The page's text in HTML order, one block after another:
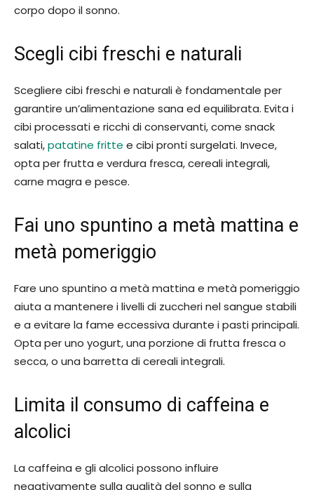
corpo dopo il sonno.
Scegli cibi freschi e naturali
Scegliere cibi freschi e naturali è fondamentale per
garantire un’alimentazione sana ed equilibrata. Evita i
cibi processati e ricchi di conservanti, come snack
salati,patatine fritte e cibi pronti surgelati. Invece,
opta per frutta e verdura fresca, cereali integrali,
carne magra e pesce.
Fai uno spuntino a metà mattina e
metà pomeriggio
Fare uno spuntino a metà mattina e metà pomeriggio
aiuta a mantenere i livelli di zuccheri nel sangue stabili
e a evitare la fame eccessiva durante i pasti principali.
Opta per uno yogurt, una porzione di frutta fresca o
secca, o una barretta di cereali integrali.
Limita il consumo di caffeina e
alcolici
La caffeina e gli alcolici possono influire
negativamente sulla qualità del sonno e sulla